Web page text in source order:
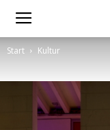
Start Kultur